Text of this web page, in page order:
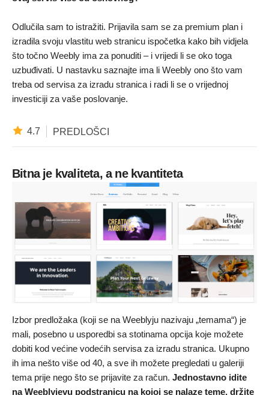
Odlučila sam to istražiti. Prijavila sam se za premium plan i
izradila svoju vlastitu web stranicu ispočetka kako bih vidjela
što točno Weebly ima za ponuditi – i vrijedi li se oko toga
uzbuđivati. U nastavku saznajte ima li Weebly ono što vam
treba od servisa za izradu stranica i radi li se o vrijednoj
investiciji za vaše poslovanje.
4.7 PREDLOŠCI
Bitna je kvaliteta, a ne kvantiteta
Izbor predložaka (koji se na Weeblyju nazivaju „temama“) je
mali, posebno u usporedbi sa stotinama opcija koje možete
dobiti kod većine vodećih servisa za izradu stranica. Ukupno
ih ima nešto više od 40, a sve ih možete pregledati u galeriji
tema prije nego što se prijavite za račun. Jednostavno idite
na Weeblyjevu podstranicu na kojoj se nalaze teme, držite